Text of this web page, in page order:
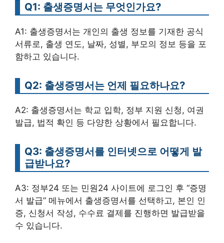
Q1: 출생증명서는 무엇인가요?
A1: 출생증명서는 개인의 출생 정보를 기재한 공식
서류로, 출생 연도, 날짜, 성별, 부모의 정보 등을 포
함하고 있습니다.
Q2: 출생증명서는 언제 필요하나요?
A2: 출생증명서는 학교 입학, 정부 지원 신청, 여권
발급, 법적 확인 등 다양한 상황에서 필요합니다.
Q3: 출생증명서를 인터넷으로 어떻게 발
급받나요?
A3: 정부24 또는 민원24 사이트에 로그인 후 “증명
서 발급” 메뉴에서 출생증명서를 선택하고, 본인 인
증, 신청서 작성, 수수료 결제를 진행하면 발급받을
수 있습니다.